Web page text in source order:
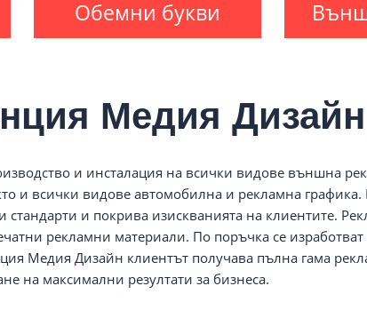
Обемни букви
Медия Дизайн
и инсталация на всички видове външна
и всички видове автомобилна и рекламна
стандарти и покрива изискванията на клиентите.
рекламни материали. По поръчка се
Медия Дизайн клиентът получава пълна гама
на максимални резултати за бизнеса.